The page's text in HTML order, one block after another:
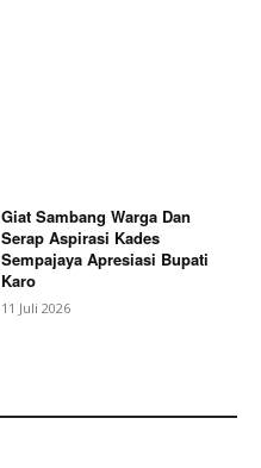
Giat Sambang Warga Dan
Serap Aspirasi Kades
Sempajaya Apresiasi Bupati
Karo
11 Juli 2026